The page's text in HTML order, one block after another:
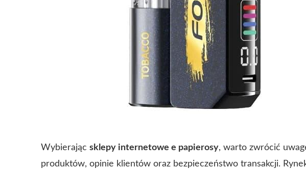
Wybierając sklepy internetowe e papierosy, warto zwrócić
produktów, opinie klientów oraz bezpieczeństwo transakcji.